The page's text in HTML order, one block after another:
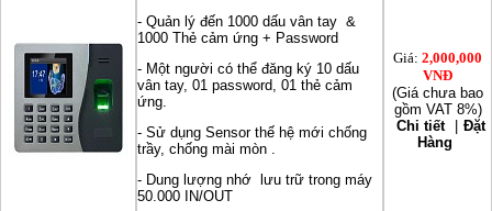
- Quản lý đến 1000 dấu vân tay &
1000 Thẻ cảm ứng + Password
- Một người có thể đăng ký 10 dấu
vân tay, 01 password, 01 thẻ cảm
ứng.
- Sử dụng Sensor thế hệ mới chống
trầy, chống mài mòn .
- Dung lượng nhớ lưu trữ trong máy
50.000 IN/OUT
Giá: 2,000,000
VNĐ
(Giá chưa bao
gồm VAT 8%)
Chi tiết
Đặt
Hàng